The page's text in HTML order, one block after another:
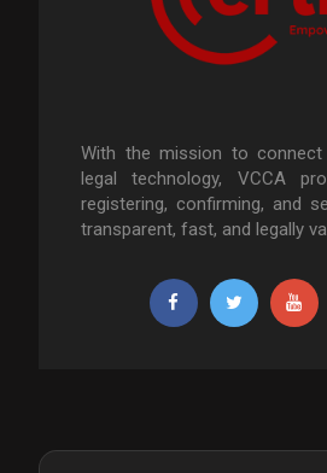
With the mission to
legal technology, VCCA
registering, confirming, and
transparent, fast, and legally